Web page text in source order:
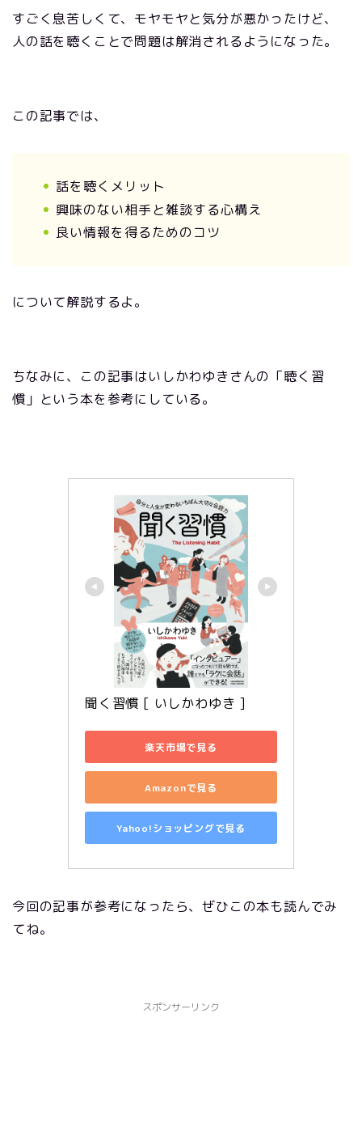
すごく息苦しくて、モヤモヤと気分が悪かったけど、
人の話を聴くことで問題は解消されるようになった。
この記事では、
話を聴くメリット
興味のない相手と雑談する心構え
良い情報を得るためのコツ
について解説するよ。
ちなみに、この記事はいしかわゆきさんの「聴く習
慣」という本を参考にしている。
聞く習慣 [ いしかわゆき ]
楽天市場で見る
Amazonで見る
Yahoo!ショッピングで見る
今回の記事が参考になったら、ぜひこの本も読んでみ
てね。
スポンサーリンク